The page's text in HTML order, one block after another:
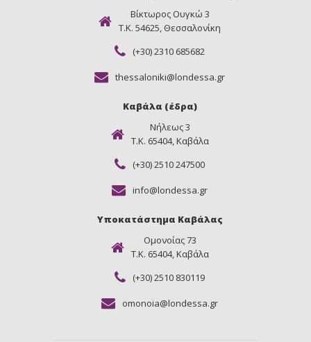
Βίκτωρος Ουγκώ 3
Τ.Κ. 54625, Θεσσαλονίκη
(+30) 2310 685682
thessaloniki@londessa.gr
Καβάλα (έδρα)
Νήλεως 3
Τ.Κ. 65404, Καβάλα
(+30) 2510 247500
info@londessa.gr
Υποκατάστημα Καβάλας
Ομονοίας 73
Τ.Κ. 65404, Καβάλα
(+30) 2510 830119
omonoia@londessa.gr